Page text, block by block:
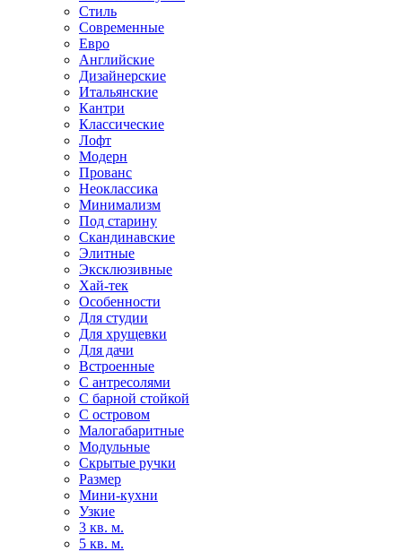
Стиль
Современные
Евро
Английские
Дизайнерские
Итальянские
Кантри
Классические
Лофт
Модерн
Прованс
Неоклассика
Минимализм
Под старину
Скандинавские
Элитные
Эксклюзивные
Хай-тек
Особенности
Для студии
Для хрущевки
Для дачи
Встроенные
С антресолями
С барной стойкой
С островом
Малогабаритные
Модульные
Скрытые ручки
Размер
Мини-кухни
Узкие
3 кв. м.
5 кв. м.